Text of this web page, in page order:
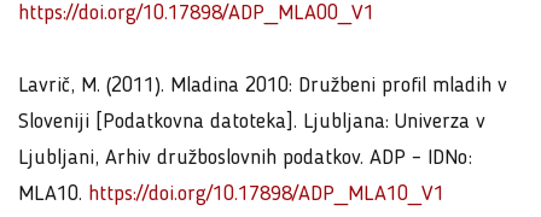
https://doi.org/10.17898/ADP_MLA00_V1
Lavrič, M. (2011). Mladina 2010: Družbeni profil mladih v
Sloveniji [Podatkovna datoteka]. Ljubljana: Univerza v
Ljubljani, Arhiv družboslovnih podatkov. ADP – IDNo:
MLA10. https://doi.org/10.17898/ADP_MLA10_V1